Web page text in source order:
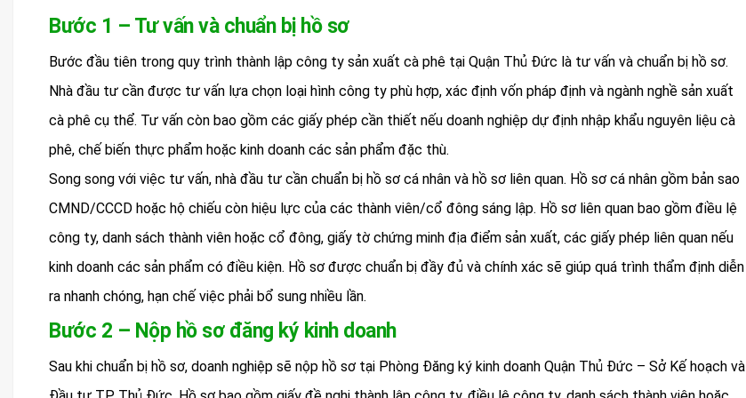
Bước 1 – Tư vấn và chuẩn bị hồ sơ
Bước đầu tiên trong quy trình thành lập công ty sản xuất cà phê tại Quận Thủ Đức là tư vấn và chuẩn bị hồ sơ.
Nhà đầu tư cần được tư vấn lựa chọn loại hình công ty phù hợp, xác định vốn pháp định và ngành nghề sản xuất
cà phê cụ thể. Tư vấn còn bao gồm các giấy phép cần thiết nếu doanh nghiệp dự định nhập khẩu nguyên liệu cà
phê, chế biến thực phẩm hoặc kinh doanh các sản phẩm đặc thù.
Song song với việc tư vấn, nhà đầu tư cần chuẩn bị hồ sơ cá nhân và hồ sơ liên quan. Hồ sơ cá nhân gồm bản sao
CMND/CCCD hoặc hộ chiếu còn hiệu lực của các thành viên/cổ đông sáng lập. Hồ sơ liên quan bao gồm điều lệ
công ty, danh sách thành viên hoặc cổ đông, giấy tờ chứng minh địa điểm sản xuất, các giấy phép liên quan nếu
kinh doanh các sản phẩm có điều kiện. Hồ sơ được chuẩn bị đầy đủ và chính xác sẽ giúp quá trình thẩm định diễn
ra nhanh chóng, hạn chế việc phải bổ sung nhiều lần.
Bước 2 – Nộp hồ sơ đăng ký kinh doanh
Sau khi chuẩn bị hồ sơ, doanh nghiệp sẽ nộp hồ sơ tại Phòng Đăng ký kinh doanh Quận Thủ Đức – Sở Kế hoạch và